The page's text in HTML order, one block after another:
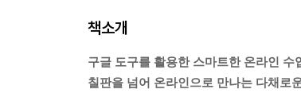
책소개
구글 도구를 활용한 스마트한 온라인 수
칠판을 넘어 온라인으로 만나는 다채로